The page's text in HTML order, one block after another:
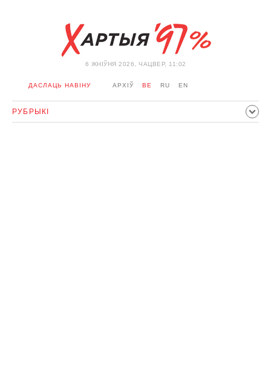
6 ЖНIЎНЯ 2026, ЧАЦВЕР, 11:02
ДАСЛАЦЬ НАВІНУ АРХІЎ BE RU EN
РУБРЫКІ